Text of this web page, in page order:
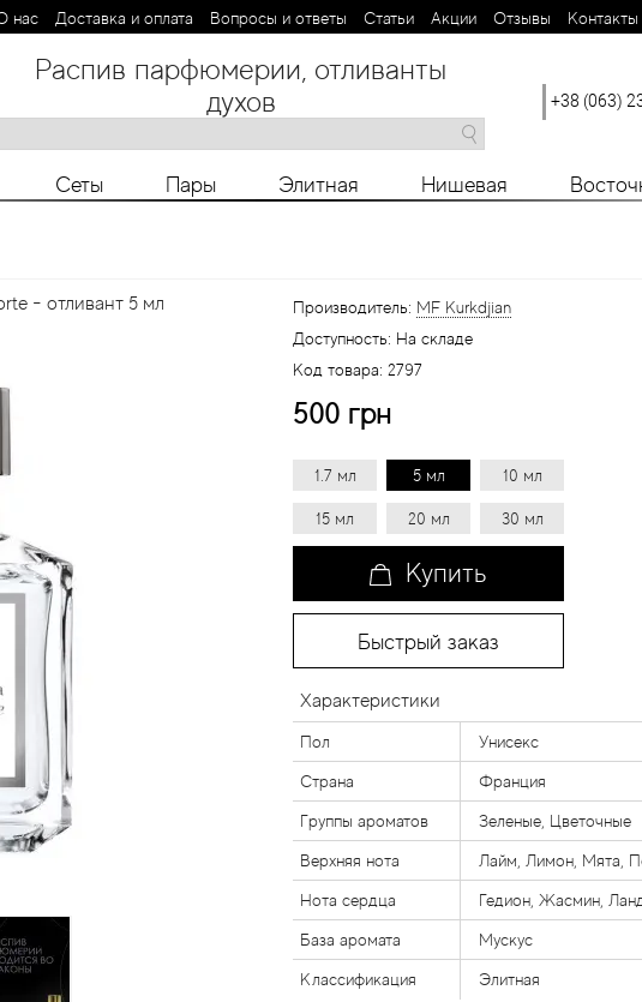
нас Доставка и оплата Вопросы и ответы Статьи Aкции Отзывы Контакты
X Y Z
Распив парфюмерии, отливанты
духов
+38 (063)
Сеты Пары Элитная Нишевая
- отливант 5 мл Производитель: MF Kurkdjian
Доступность: На складе
Код товара: 2797
500 грн
1.7 мл 5 мл 10 мл
15 мл 20 мл 30 мл
Купить
Быстрый заказ
Характеристики
Пол Унисекс
Страна Франция
Группы ароматов Зеленые, Цветочные
Верхняя нота Лайм, Лимон, Мята,
Нота сердца Гедион, Жасмин,
База аромата Мускус
Классификация Элитная